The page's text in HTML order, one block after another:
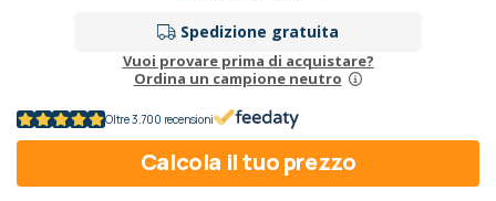
Spedizione gratuita
Vuoi provare prima di acquistare?
Ordina un campione neutro
Oltre 3.700 recensioni
Calcola il tuo prezzo